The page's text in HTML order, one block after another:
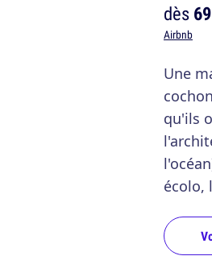
dès
Airbnb
Une
qu'ils
écolo,